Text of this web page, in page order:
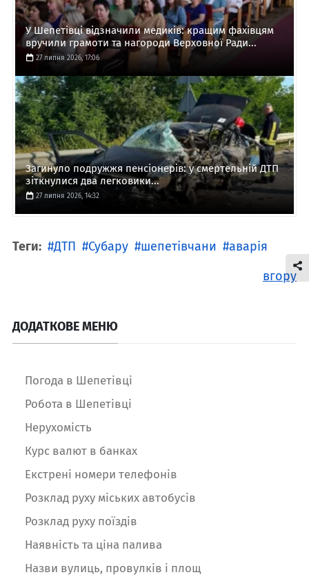
У Шепетівці відзначили медиків: кращим фахівцям
вручили грамоти та нагороди Верховної Ради...
27 липня 2026, 17:06
Загинуло подружжя пенсіонерів: у смертельній ДТП
зіткнулися два легковики...
27 липня 2026, 14:32
Теги: ДТП Субару шепетівчани
аварія
вгору
ДОДАТКОВЕ МЕНЮ
Погода в Шепетівці
Робота в Шепетівці
Нерухомість
Курс валют в банках
Екстрені номери телефонів
Розклад руху міських автобусів
Розклад руху поїздів
Наявність та ціна палива
Назви вулиць, провулків і площ